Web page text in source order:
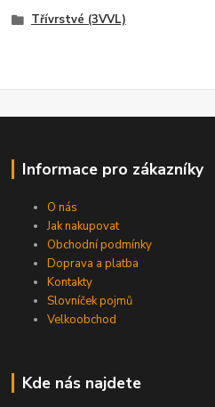
Třívrstvé (3VVL)
Informace pro zákazníky
O nás
Jak nakupovat
Obchodní podmínky
Doprava a platba
Kontakty
Slovníček pojmů
Velkoobchod
Kde nás najdete